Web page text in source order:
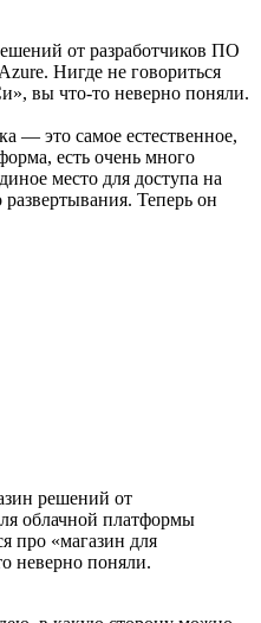
от разработчиков ПО
Нигде не говориться
вы что-то неверно поняли.
— это самое естественное,
есть очень много
место для доступа на
Теперь он
решений от
облачной платформы
про «магазин для
неверно поняли.